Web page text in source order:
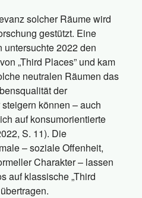
solcher Räume wird
gestützt. Eine
2022 den
„Third Places” und kam
neutralen Räumen das
der
können – auch
auf konsumorientierte
S. 11). Die
– soziale Offenheit,
Charakter – lassen
auf klassische „Third